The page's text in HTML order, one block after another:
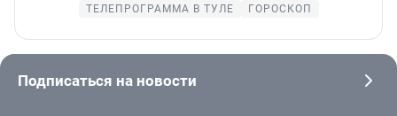
ТЕЛЕПРОГРАММА В ТУЛЕ
ГОРОСКОП
Подписаться на новости